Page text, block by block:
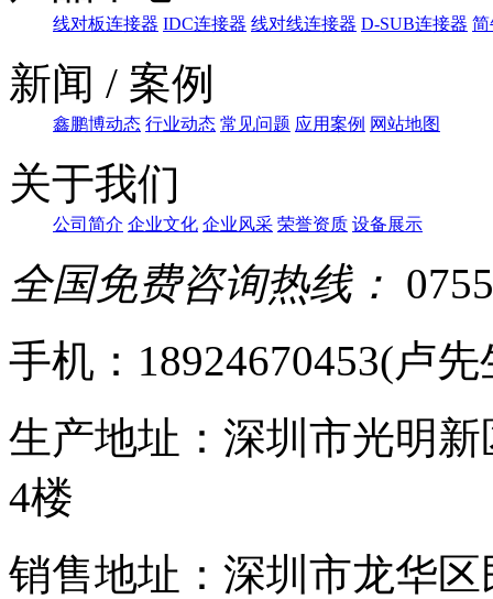
线对板连接器 IDC连接器 线对线连接器 D-SUB连接器 简
新闻 / 案例
鑫鹏博动态 行业动态 常见问题 应用案例 网站地图
关于我们
公司简介 企业文化 企业风采 荣誉资质 设备展示
全国免费咨询热线：
手机：18924670453(卢
生产地址：深圳市光明
4楼
销售地址：深圳市龙华